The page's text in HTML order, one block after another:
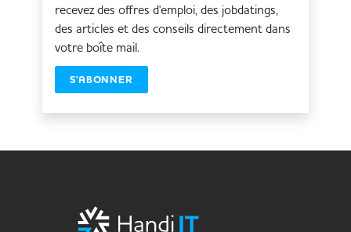
recevez des offres d'emploi, des jobdatings,
des articles et des conseils directement dans
votre boîte mail.
S'ABONNER